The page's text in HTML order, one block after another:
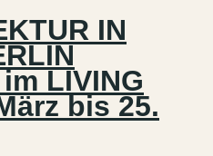
IN
LIVING
bis 25.